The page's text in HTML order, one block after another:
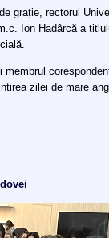
grație, rectorul
Ion Hadârcă a
membrul
zilei de mare